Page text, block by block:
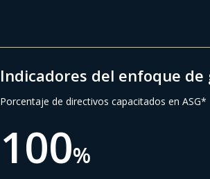
Indicadores del enfoque de
Porcentaje de directivos capacitados en ASG*
100%